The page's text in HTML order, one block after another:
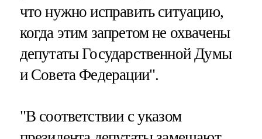
что нужно исправить ситуацию,
когда этим запретом не охвачены
депутаты Государственной Думы
и Совета Федерации".
"В соответствии с указом